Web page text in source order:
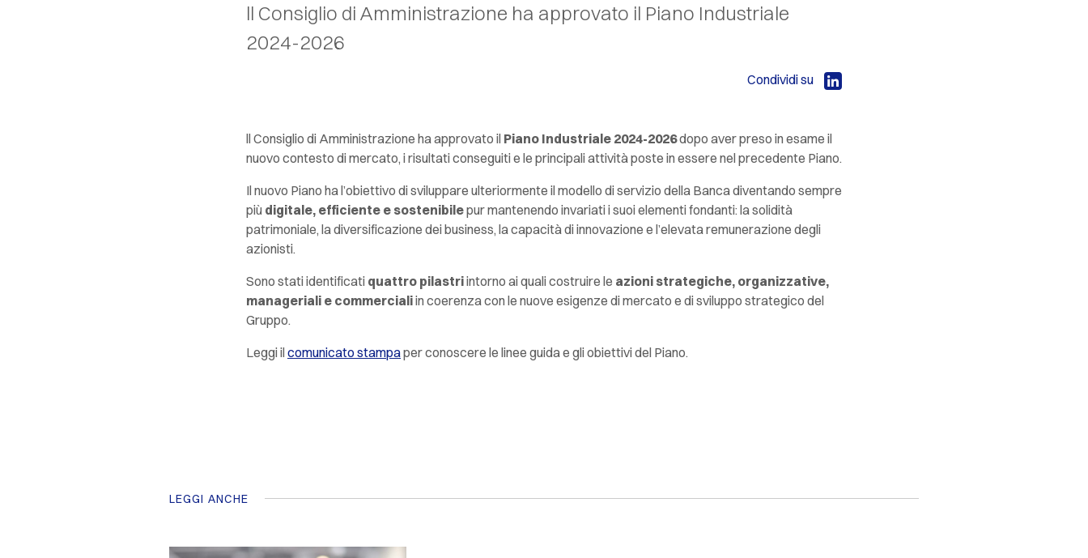
ll Consiglio di Amministrazione ha approvato il Piano Industriale
2024-2026
Condividi su
ll Consiglio di Amministrazione ha approvato il Piano Industriale 2024-2026dopo aver preso in esame il
nuovo contesto di mercato, i risultati conseguiti e le principali attività poste in essere nel precedente Piano.
Il nuovo Piano ha l’obiettivo di sviluppare ulteriormente il modello di servizio della Banca diventando sempre
più digitale, efficiente e sostenibilepur mantenendo invariati i suoi elementi fondanti: la solidità
patrimoniale, la diversificazione dei business, la capacità di innovazione e l’elevata remunerazione degli
azionisti.
Sono stati identificati quattro pilastriintorno ai quali costruire le azioni strategiche, organizzative,
manageriali e commercialiin coerenza con le nuove esigenze di mercato e di sviluppo strategico del
Gruppo.
Leggi il comunicato stampaper conoscere le linee guida e gli obiettivi del Piano.
LEGGI ANCHE